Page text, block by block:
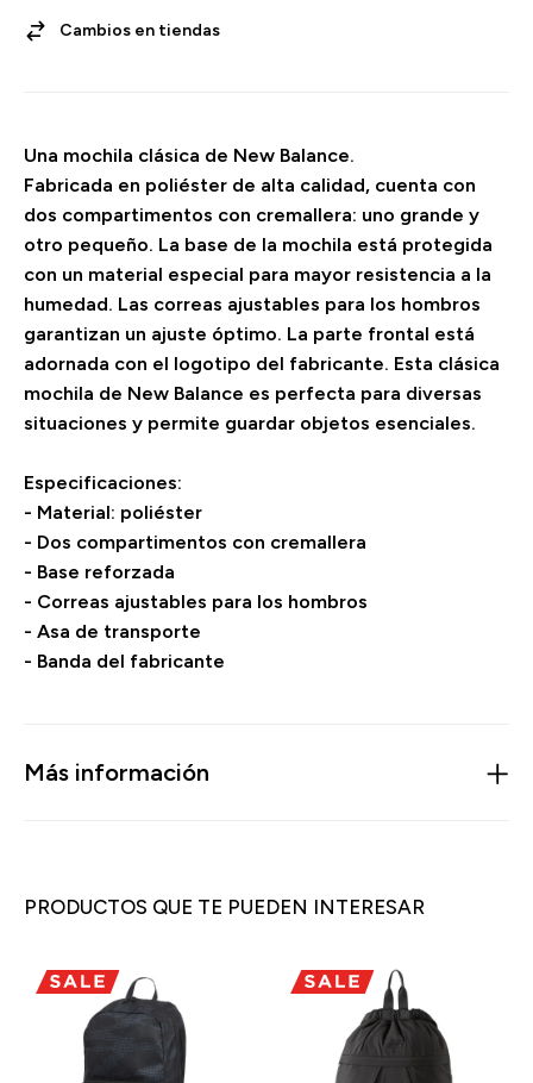
Cambios en tiendas
Una mochila clásica de New Balance.
Fabricada en poliéster de alta calidad, cuenta con
dos compartimentos con cremallera: uno grande y
otro pequeño. La base de la mochila está protegida
con un material especial para mayor resistencia a la
humedad. Las correas ajustables para los hombros
garantizan un ajuste óptimo. La parte frontal está
adornada con el logotipo del fabricante. Esta clásica
mochila de New Balance es perfecta para diversas
situaciones y permite guardar objetos esenciales.
Especificaciones:
- Material: poliéster
- Dos compartimentos con cremallera
- Base reforzada
- Correas ajustables para los hombros
- Asa de transporte
- Banda del fabricante
Más información
PRODUCTOS QUE TE PUEDEN INTERESAR